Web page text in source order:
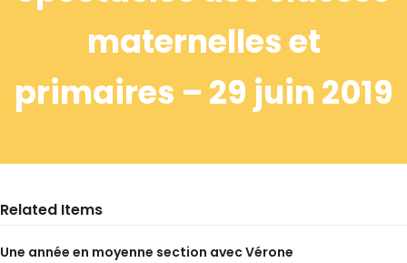
maternelles et
primaires – 29 juin 2019
Related Items
Une année en moyenne section avec Vérone